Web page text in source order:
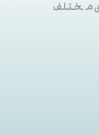
مختلف